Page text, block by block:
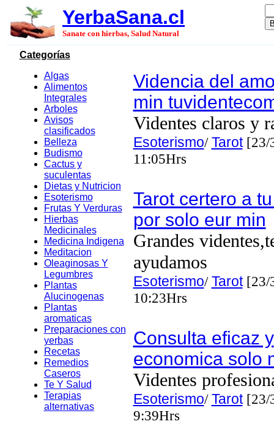
YerbaSana.cl
Sanate con hierbas, Salud Natural
Categorías
Algas
Alimentos
Integrales
Arboles
Avisos
clasificados
Belleza
Budismo
Cactus y
suculentas
Dietas y Nutricion
Esoterismo
Frutas Y Verduras
Hierbas
Medicinales
Medicina Indigena
Meditacion
Oleaginosas Y
Legumbres
Plantas
Alucinogenas
Plantas
aromaticas
Preparaciones con
yerbas
Recetas
Remedios
Caseros
Te Y Salud
Terapias
alternativas
Videncia del
min
Videntes claros y
Esoterismo/Tarot[23/
11:05Hrs
Tarot certero a
por solo eur min
Grandes
ayudamos
Esoterismo/Tarot[23/
10:23Hrs
Consulta eficaz y
economica solo
Videntes
Esoterismo/Tarot[23/
9:39Hrs